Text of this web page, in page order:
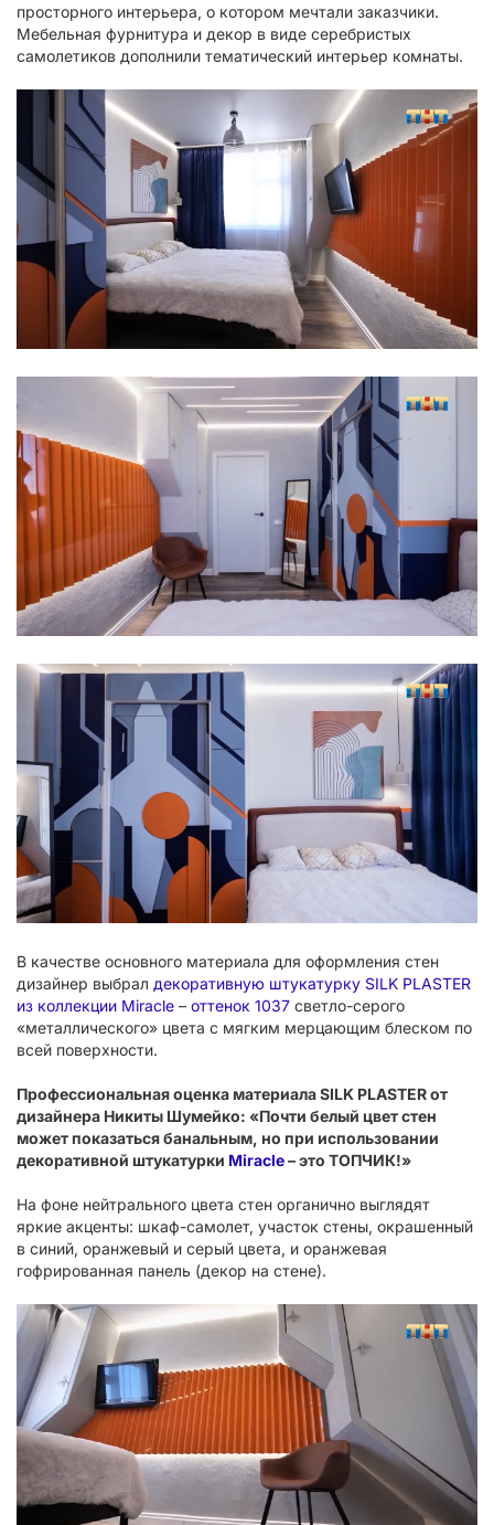
просторного интерьера, о котором мечтали заказчики.
Мебельная фурнитура и декор в виде серебристых
самолетиков дополнили тематический интерьер комнаты.
В качестве основного материала для оформления стен
дизайнер выбрал декоративную штукатурку SILK PLASTER
из коллекции Miracle – оттенок 1037 светло-серого
«металлического» цвета с мягким мерцающим блеском по
всей поверхности.
Профессиональная оценка материала SILK PLASTER от
дизайнера Никиты Шумейко: «Почти белый цвет стен
может показаться банальным, но при использовании
декоративной штукатурки Miracle– это ТОПЧИК!»
На фоне нейтрального цвета стен органично выглядят
яркие акценты: шкаф-самолет, участок стены, окрашенный
в синий, оранжевый и серый цвета, и оранжевая
гофрированная панель (декор на стене).